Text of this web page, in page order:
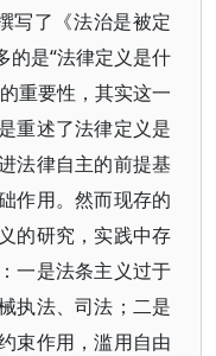
写了《法治是被定
的是“法律定义是什
重要性，其实这一
重述了法律定义是
法律自主的前提基
作用。然而现存的
的研究，实践中存
一是法条主义过于
执法、司法；二是
束作用，滥用自由